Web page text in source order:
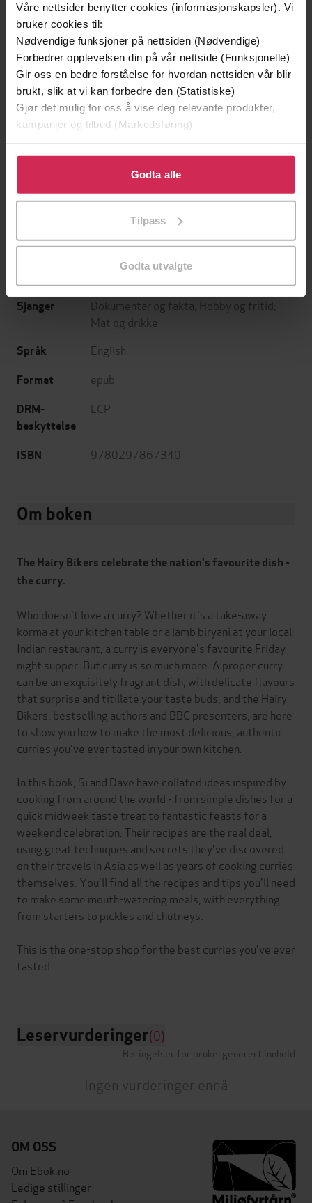
Våre nettsider benytter cookies (informasjonskapsler). Vi
bruker cookies til:
Nødvendige funksjoner på nettsiden (Nødvendige)
Forbedrer opplevelsen din på vår nettside (Funksjonelle)
Gir oss en bedre forståelse for hvordan nettsiden vår blir
brukt, slik at vi kan forbedre den (Statistiske)
Gjør det mulig for oss å vise deg relevante produkter,
kampanjer og tilbud (Markedsføring)
Klikk på «Godta alle» for å gi oss ditt samtykke til å
bruke cookies for alle disse formålene. Du kan også
tilpasse ditt samtykke til spesifikke formål ved å klikke
Godta alle
Tilpass
Godta utvalgte
199,-
Minnesota
Jo Nesbø
EBOK
349,-
Utskudd
Jørn Lier Horst
EBOK
Undertittel
Hairy Bikers(forfatter)
Forlag Weidenfeld & Nicolson
Sjanger Dokumentar og fakta Hobby og fritid
Mat og drikke
Språk English
Format epub
DRM-
beskyttelse
LCP
ISBN 9780297867340
Om boken
The Hairy Bikers celebrate the nation's favourite dish -
the curry.
Who doesn't love a curry? Whether it's a take-away
korma at your kitchen table or a lamb biryani at your local
Indian restaurant, a curry is everyone's favourite Friday
night supper. But curry is so much more. A proper curry
can be an exquisitely fragrant dish, with delicate flavours
that surprise and titillate your taste buds, and the Hairy
Bikers, bestselling authors and BBC presenters, are here
to show you how to make the most delicious, authentic
curries you've ever tasted in your own kitchen.
In this book, Si and Dave have collated ideas inspired by
cooking from around the world - from simple dishes for a
quick midweek taste treat to fantastic feasts for a
weekend celebration. Their recipes are the real deal,
using great techniques and secrets they've discovered
on their travels in Asia as well as years of cooking curries
themselves. You'll find all the recipes and tips you'll need
to make some mouth-watering meals, with everything
from starters to pickles and chutneys.
This is the one-stop shop for the best curries you've ever
tasted.
Leservurderinger(0)
Betingelser for brukergenerert innhold
Ingen vurderinger ennå
OM OSS
Om Ebok.no
Ledige stillinger